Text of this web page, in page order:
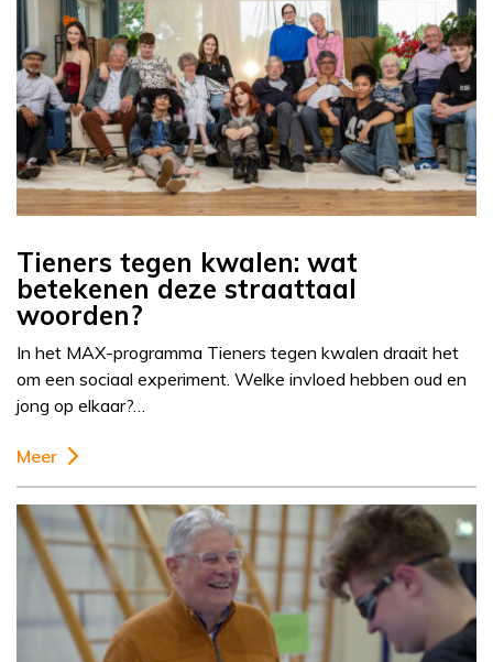
Tieners tegen kwalen: wat
betekenen deze straattaal
woorden?
In het MAX-programma Tieners tegen kwalen draait het
om een sociaal experiment. Welke invloed hebben oud en
jong op elkaar?…
Meer